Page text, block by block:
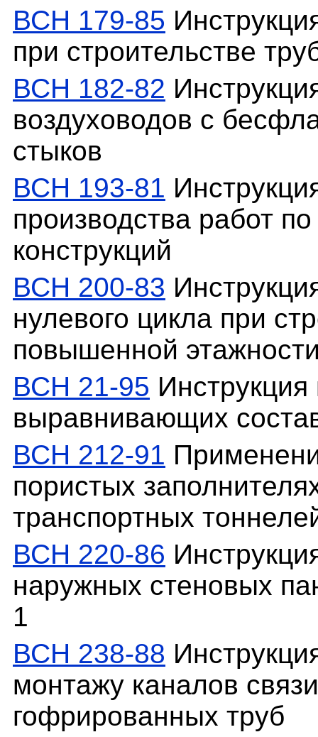
ВСН 179-85
при строительстве
ВСН 182-82
воздуховодов с
стыков
ВСН 193-81
производства работ
конструкций
ВСН 200-83
нулевого цикла при
повышенной
ВСН 21-95
выравнивающих
ВСН 212-91
пористых
транспортных
ВСН 220-86
наружных стеновых
1
ВСН 238-88
монтажу каналов
гофрированных труб